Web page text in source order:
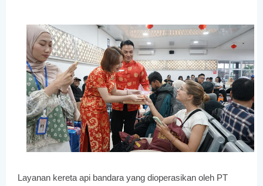
Layanan kereta api bandara yang dioperasikan oleh PT